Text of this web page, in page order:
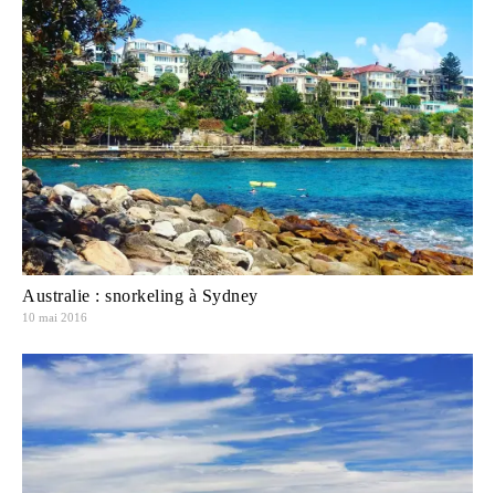
Australie : snorkeling à Sydney
10 mai 2016